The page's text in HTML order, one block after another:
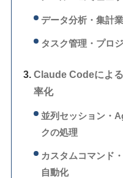
データ分析・集計
タスク管理・プロ
Claude Codeによ
率化
並列セッション・
クの処理
カスタムコマンド
自動化